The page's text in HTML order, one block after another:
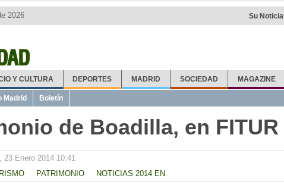
2026 Su Noticia
Y CULTURA DEPORTES MADRID SOCIEDAD MAGAZINE
Madrid Boletín
de Boadilla, en FITUR
23 Enero 2014 10:41
PATRIMONIO NOTICIAS 2014 EN